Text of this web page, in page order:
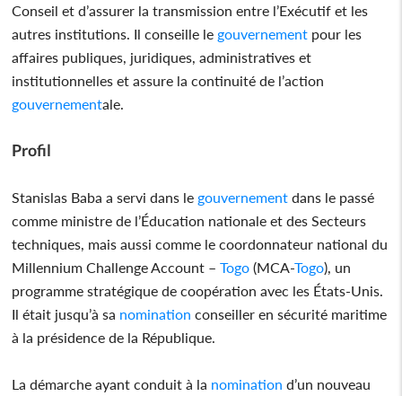
Conseil et d’assurer la transmission entre l’Exécutif et les
autres institutions. Il conseille le gouvernement pour les
affaires publiques, juridiques, administratives et
institutionnelles et assure la continuité de l’action
gouvernementale.
Profil
Stanislas Baba a servi dans le gouvernement dans le passé
comme ministre de l’Éducation nationale et des Secteurs
techniques, mais aussi comme le coordonnateur national du
Millennium Challenge Account –Togo (MCA-Togo), un
programme stratégique de coopération avec les États-Unis.
Il était jusqu’à sa nomination conseiller en sécurité maritime
à la présidence de la République.
La démarche ayant conduit à la nomination d’un nouveau